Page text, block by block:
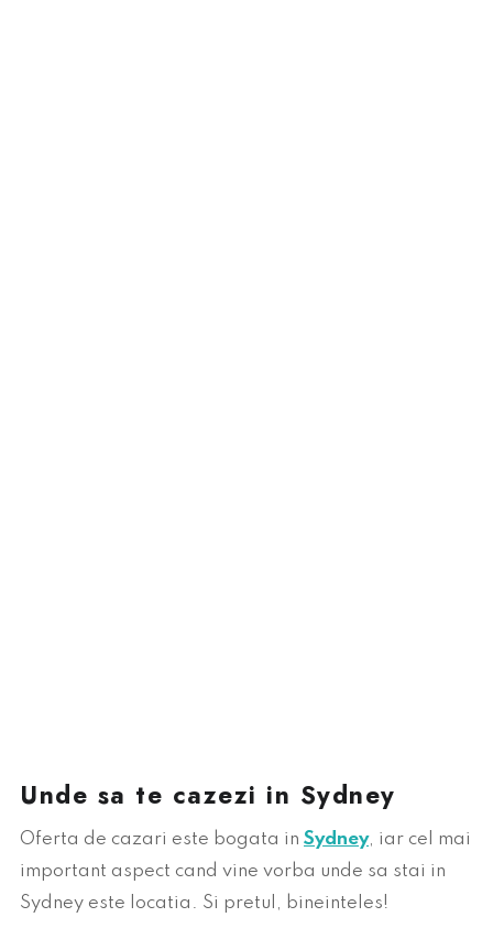
Unde sa te cazezi in Sydney
Oferta de cazari este bogata in Sydney, iar cel mai
important aspect cand vine vorba unde sa stai in
Sydney este locatia. Si pretul, bineinteles!